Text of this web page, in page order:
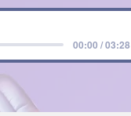
00:00 / 03:28